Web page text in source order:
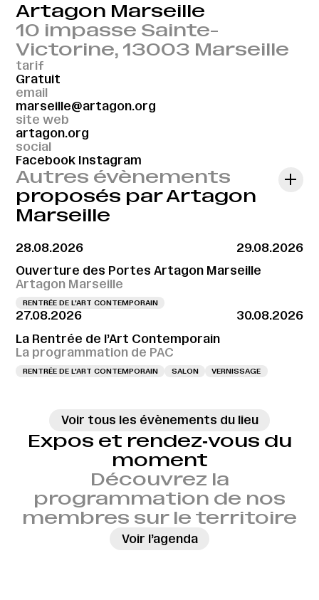
Artagon Marseille
10 impasse Sainte-
Victorine, 13003 Marseille
tarif
Gratuit
email
marseille@artagon.org
site web
artagon.org
social
Facebook Instagram
Autres évènements
proposés par Artagon
Marseille
28.08.2026
29.08.2026
Ouverture des Portes Artagon Marseille
Artagon Marseille
RENTRÉE DE L'ART CONTEMPORAIN
27.08.2026
30.08.2026
La Rentrée de l’Art Contemporain
La programmation de PAC
RENTRÉE DE L'ART CONTEMPORAIN SALON VERNISSAGE
Voir tous les évènements du lieu
Expos et rendez‑vous du
moment
Découvrez la
programmation de nos
membres sur le territoire
Voir l’agenda